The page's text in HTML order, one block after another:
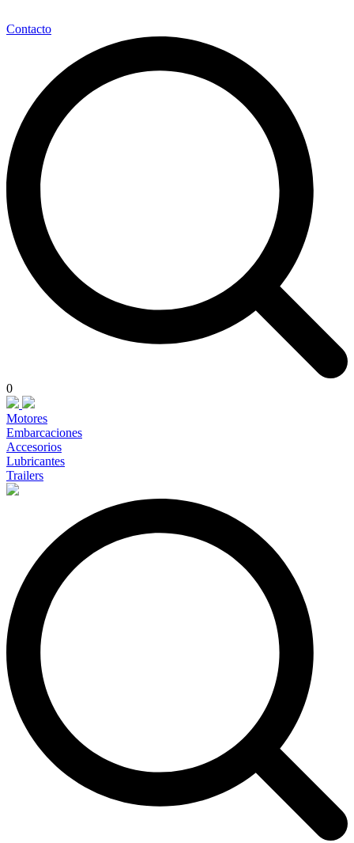
Contacto
0
Motores
Embarcaciones
Accesorios
Lubricantes
Trailers